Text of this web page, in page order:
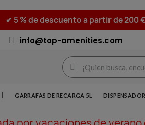
✔ 5 % de descuento a partir de 200 €
info@top-amenities.com
GARRAFAS DE RECARGA 5L